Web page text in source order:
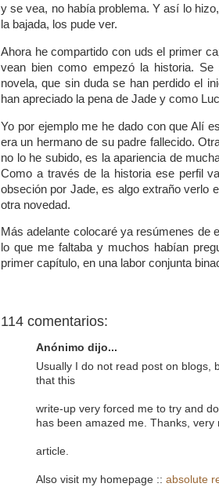
y se vea, no había problema. Y así lo
la bajada, los pude ver.
Ahora he compartido con uds el primer
vean bien como empezó la historia.
novela, que sin duda se han perdido el
han apreciado la pena de Jade y como
Yo por ejemplo me he dado con que Alí
era un hermano de su padre fallecido.
no lo he subido, es la apariencia de
Como a través de la historia ese perfil
obseción por Jade, es algo extraño verlo
otra novedad.
Más adelante colocaré ya resúmenes de
lo que me faltaba y muchos habían
primer capítulo, en una labor conjunta
114 comentarios:
Anónimo dijo...
Usually I do not read post on blogs,
that this
write-up very forced me to try and
has been amazed me. Thanks, very
article.
Also visit my homepage :: absolute